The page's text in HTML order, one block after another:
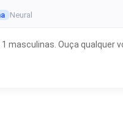
Neural
masculinas. Ouça